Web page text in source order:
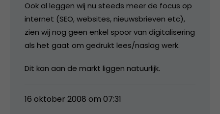
Ook al leggen wij nu steeds meer de focus op
internet (SEO, websites, nieuwsbrieven etc),
zien wij nog geen enkel spoor van digitalisering
als het gaat om gedrukt lees/naslag werk.
Dit kan aan de markt liggen natuurlijk.
16 oktober 2008 om 07:31